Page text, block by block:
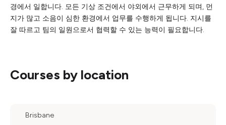
경에서 일합니다. 모든 기상 조건에서 야외에서 근무하게 되며, 먼
지가 많고 소음이 심한 환경에서 업무를 수행하게 됩니다. 지시를
잘 따르고 팀의 일원으로서 협력할 수 있는 능력이 필요합니다.
Courses by location
Brisbane